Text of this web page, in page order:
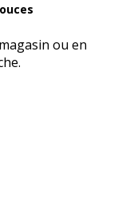
ou en